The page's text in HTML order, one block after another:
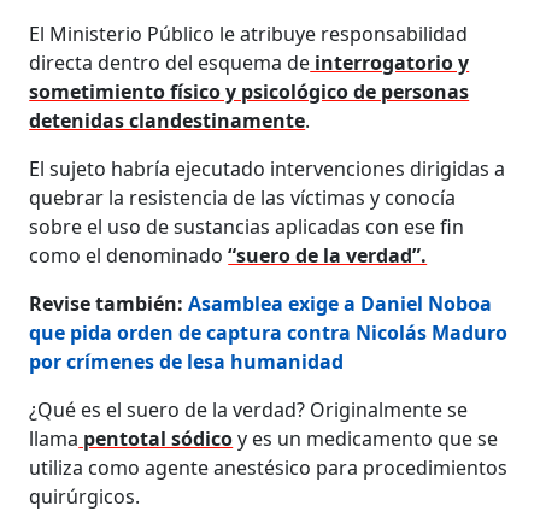
El Ministerio Público le atribuye responsabilidad
directa dentro del esquema de interrogatorio y
sometimiento físico y psicológico de personas
detenidas clandestinamente.
El sujeto habría ejecutado intervenciones dirigidas a
quebrar la resistencia de las víctimas y conocía
sobre el uso de sustancias aplicadas con ese fin
como el denominado“suero de la verdad”.
Revise también:Asamblea exige a Daniel Noboa
que pida orden de captura contra Nicolás Maduro
por crímenes de lesa humanidad
¿Qué es el suero de la verdad? Originalmente se
llama pentotal sódicoy es un medicamento que se
utiliza como agente anestésico para procedimientos
quirúrgicos.